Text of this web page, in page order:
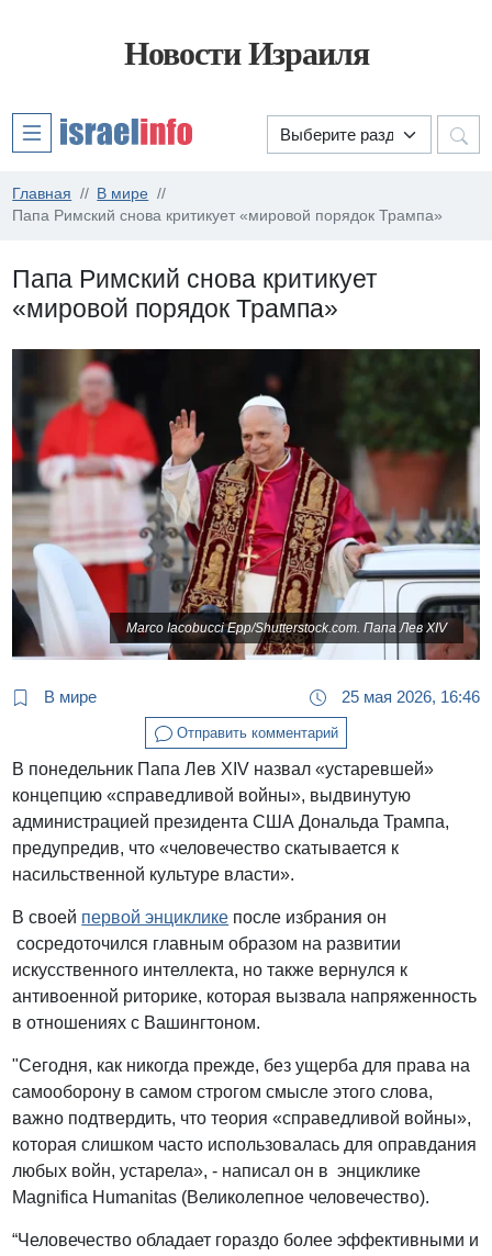
Новости Израиля
Главная
В мире
Папа Римский снова критикует «мировой порядок Трампа»
Папа Римский снова критикует
«мировой порядок Трампа»
Marco Iacobucci Epp/Shutterstock.com. Папа Лев XIV
В мире 25 мая 2026, 16:46
Отправить комментарий
В понедельник Папа Лев XIV назвал «устаревшей»
концепцию «справедливой войны», выдвинутую
администрацией президента США Дональда Трампа,
предупредив, что «человечество скатывается к
насильственной культуре власти».
В своей первой энциклике после избрания он
сосредоточился главным образом на развитии
искусственного интеллекта, но также вернулся к
антивоенной риторике, которая вызвала напряженность
в отношениях с Вашингтоном.
"Сегодня, как никогда прежде, без ущерба для права на
самооборону в самом строгом смысле этого слова,
важно подтвердить, что теория «справедливой войны»,
которая слишком часто использовалась для оправдания
любых войн, устарела», - написал он в энциклике
Magnifica Humanitas (Великолепное человечество).
“Человечество обладает гораздо более эффективными и